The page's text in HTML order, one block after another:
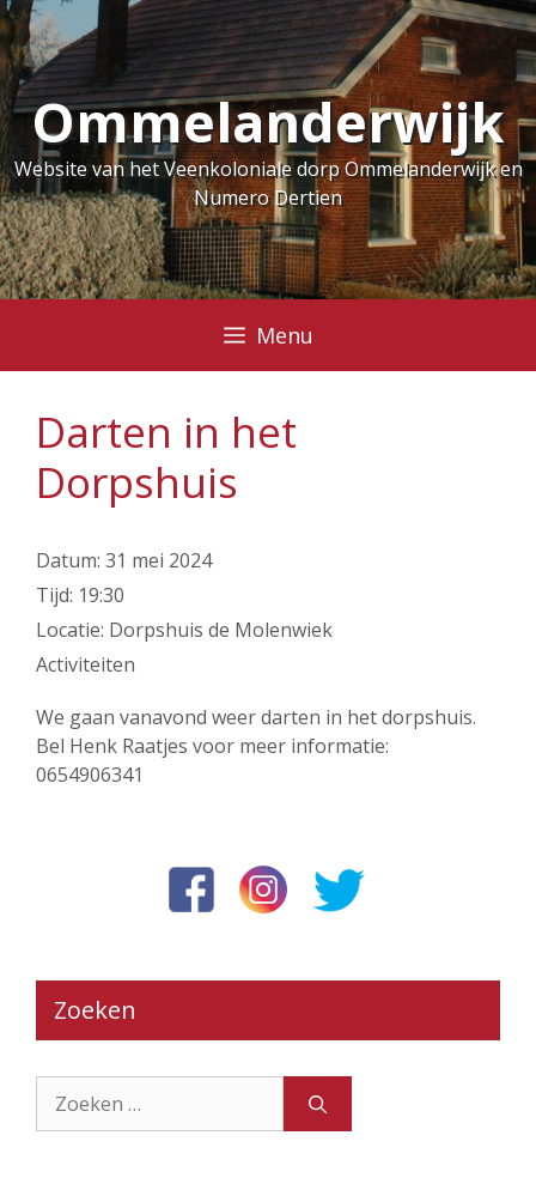
Ga
naar
de
inhoudOmmelanderwijk
Website van het Veenkoloniale dorp Ommelanderwijk en
Numero Dertien
Menu
Darten in het
Dorpshuis
Datum: 31 mei 2024
Tijd: 19:30
Locatie: Dorpshuis de Molenwiek
Activiteiten
We gaan vanavond weer darten in het dorpshuis.
Bel Henk Raatjes voor meer informatie:
0654906341
Zoeken
naar: